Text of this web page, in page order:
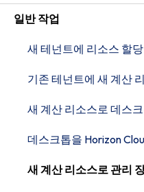
일반 작업
새 테넌트에 리소스 할당
기존 테넌트에 새 계산
새 계산 리소스로 데스
데스크톱을 Horizon
새 계산 리소스로 관리